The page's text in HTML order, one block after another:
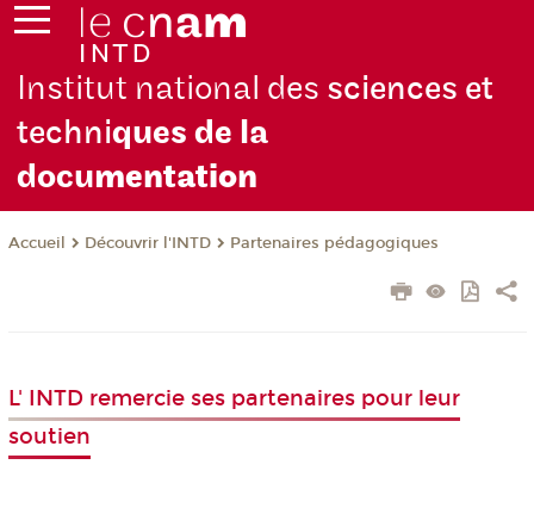
Institut national des sciences et
techniques de la
documentation
Accueil Découvrir l'INTD Partenaires pédagogiques
L' INTD remercie ses partenaires pour leur
soutien